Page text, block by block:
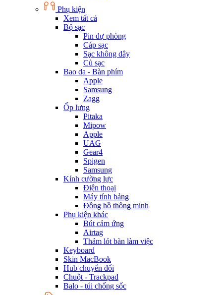
Phụ kiện
Xem tất cả
Bộ sạc
Pin dự phòng
Cáp sạc
Sạc không dây
Củ sạc
Bao da - Bàn phím
Apple
Samsung
Zagg
Ốp lưng
Pitaka
Mipow
Apple
UAG
Gear4
Spigen
Samsung
Kính cường lực
Điện thoại
Máy tính bảng
Đồng hồ thông minh
Phụ kiện khác
Bút cảm ứng
Airtag
Thảm lót bàn làm việc
Keyboard
Skin MacBook
Hub chuyển đổi
Chuột - Trackpad
Balo - túi chống sốc